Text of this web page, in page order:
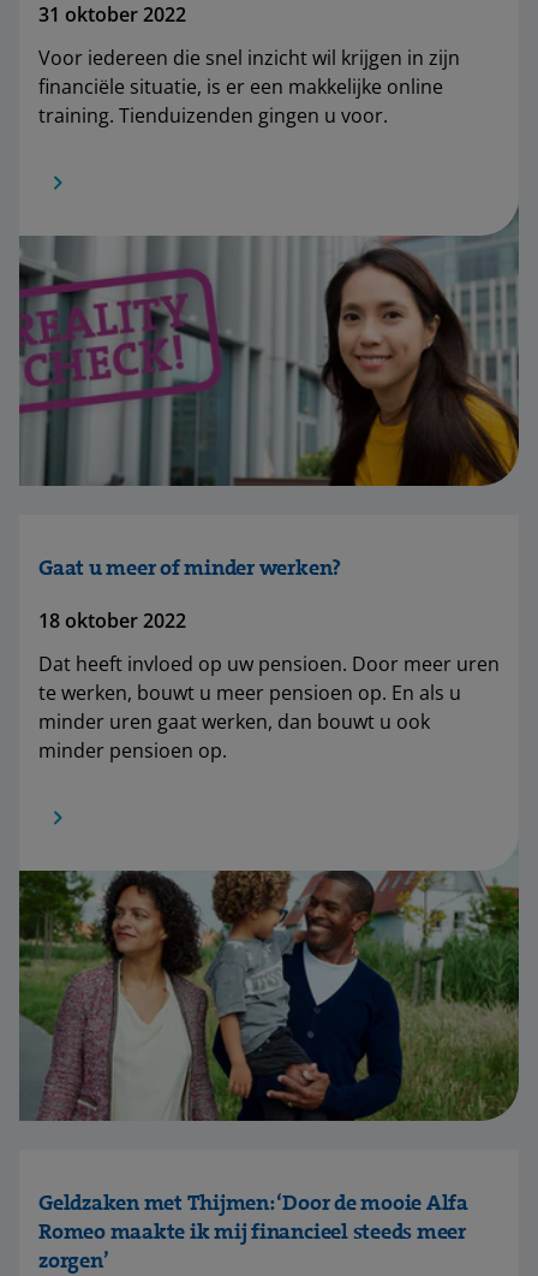
31 oktober 2022
Voor iedereen die snel inzicht wil krijgen in zijn
financiële situatie, is er een makkelijke online
training. Tienduizenden gingen u voor.
Gaat u meer of minder werken?
18 oktober 2022
Dat heeft invloed op uw pensioen. Door meer uren
te werken, bouwt u meer pensioen op. En als u
minder uren gaat werken, dan bouwt u ook
minder pensioen op.
Geldzaken met Thijmen: ‘Door de mooie Alfa
Romeo maakte ik mij financieel steeds meer
zorgen’